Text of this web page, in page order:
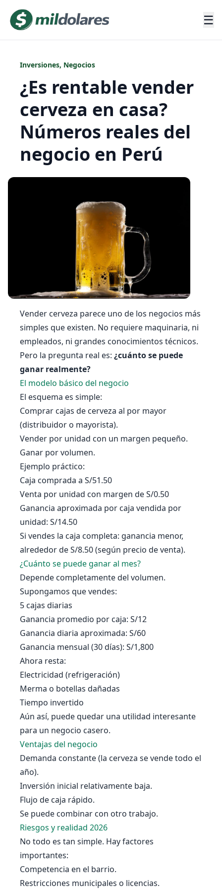
☰
Inversiones, Negocios
¿Es rentable vender
cerveza en casa?
Números reales del
negocio en Perú
Vender cerveza parece uno de los negocios más
simples que existen. No requiere maquinaria, ni
empleados, ni grandes conocimientos técnicos.
Pero la pregunta real es: ¿cuánto se puede
ganar realmente?
El modelo básico del negocio
El esquema es simple:
Comprar cajas de cerveza al por mayor
(distribuidor o mayorista).
Vender por unidad con un margen pequeño.
Ganar por volumen.
Ejemplo práctico:
Caja comprada a S/51.50
Venta por unidad con margen de S/0.50
Ganancia aproximada por caja vendida por
unidad: S/14.50
Si vendes la caja completa: ganancia menor,
alrededor de S/8.50 (según precio de venta).
¿Cuánto se puede ganar al mes?
Depende completamente del volumen.
Supongamos que vendes:
5 cajas diarias
Ganancia promedio por caja: S/12
Ganancia diaria aproximada: S/60
Ganancia mensual (30 días): S/1,800
Ahora resta:
Electricidad (refrigeración)
Merma o botellas dañadas
Tiempo invertido
Aún así, puede quedar una utilidad interesante
para un negocio casero.
Ventajas del negocio
Demanda constante (la cerveza se vende todo el
año).
Inversión inicial relativamente baja.
Flujo de caja rápido.
Se puede combinar con otro trabajo.
Riesgos y realidad 2026
No todo es tan simple. Hay factores
importantes:
Competencia en el barrio.
Restricciones municipales o licencias.